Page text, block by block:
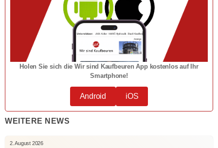
Holen Sie sich die Wir sind Kaufbeuren App kostenlos auf Ihr
Smartphone!
Android iOS
WEITERE NEWS
2. August 2026